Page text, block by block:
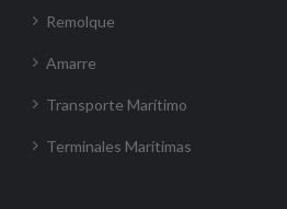
Remolque
Amarre
Transporte Marítimo
Terminales Marítimas